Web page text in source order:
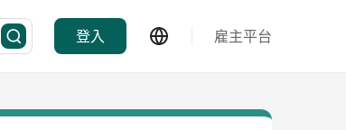
登入 雇主平台